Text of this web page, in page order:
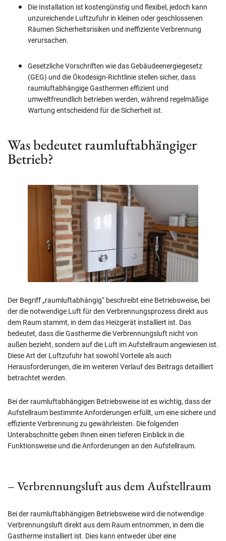
Die Installation ist kostengünstig und flexibel, jedoch kann
unzureichende Luftzufuhr in kleinen oder geschlossenen
Räumen Sicherheitsrisiken und ineffiziente Verbrennung
verursachen.
Gesetzliche Vorschriften wie das Gebäudeenergiegesetz
(GEG) und die Ökodesign-Richtlinie stellen sicher, dass
raumluftabhängige Gasthermen effizient und
umweltfreundlich betrieben werden, während regelmäßige
Wartung entscheidend für die Sicherheit ist.
Was bedeutet raumluftabhängiger
Betrieb?
Der Begriff „raumluftabhängig“ beschreibt eine Betriebsweise, bei
der die notwendige Luft für den Verbrennungsprozess direkt aus
dem Raum stammt, in dem das Heizgerät installiert ist. Das
bedeutet, dass die Gastherme die Verbrennungsluft nicht von
außen bezieht, sondern auf die Luft im Aufstellraum angewiesen ist.
Diese Art der Luftzufuhr hat sowohl Vorteile als auch
Herausforderungen, die im weiteren Verlauf des Beitrags detailliert
betrachtet werden.
Bei der raumluftabhängigen Betriebsweise ist es wichtig, dass der
Aufstellraum bestimmte Anforderungen erfüllt, um eine sichere und
effiziente Verbrennung zu gewährleisten. Die folgenden
Unterabschnitte geben Ihnen einen tieferen Einblick in die
Funktionsweise und die Anforderungen an den Aufstellraum.
– Verbrennungsluft aus dem Aufstellraum
Bei der raumluftabhängigen Betriebsweise wird die notwendige
Verbrennungsluft direkt aus dem Raum entnommen, in dem die
Gastherme installiert ist. Dies kann entweder über eine